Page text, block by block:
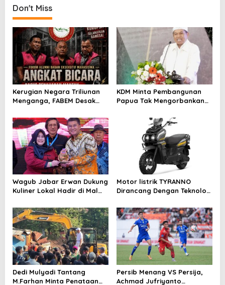
a
v
i
g
a
t
i
o
n
Don't Miss
Kerugian Negara Triliunan
Menganga, FABEM Desak
Afiliasi Tersangka MBG
KDM Minta Pembangunan
Papua Tak Mengorbankan
Wagub Jabar Erwan Dukung
Kuliner Lokal Hadir di Mal
Motor listrik TYRANNO
Dirancang Dengan Teknologi
Dedi Mulyadi Tantang
M.Farhan Minta Penataan
Persib Menang VS Persija,
Achmad Jufriyanto